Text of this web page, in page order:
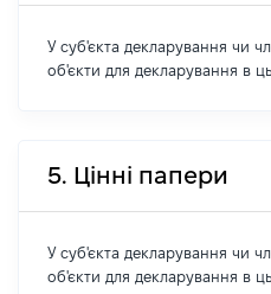
У суб'єкта декларування чи
об'єкти для декларування в
5. Цінні папери
У суб'єкта декларування чи
об'єкти для декларування в